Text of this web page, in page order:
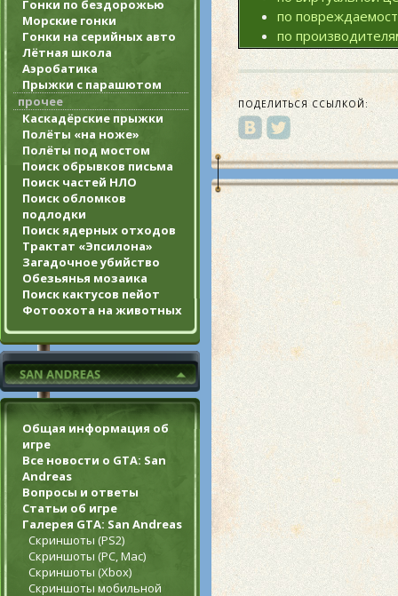
Гонки по бездорожью
Морские гонки
Гонки на серийных авто
Лётная школа
Аэробатика
Прыжки с парашютом
прочее
Каскадёрские прыжки
Полёты «на ноже»
Полёты под мостом
Поиск обрывков письма
Поиск частей НЛО
Поиск обломков
подлодки
Поиск ядерных отходов
Трактат «Эпсилона»
Загадочное убийство
Обезьянья мозаика
Поиск кактусов пейот
Фотоохота на животных
Общая информация об
игре
Все новости о GTA: San
Andreas
Вопросы и ответы
Статьи об игре
Галерея GTA: San Andreas
Скриншоты (PS2)
Скриншоты (PC, Mac)
Скриншоты (Xbox)
Скриншоты мобильной
по
по
ПОДЕЛИТЬСЯ ССЫЛКОЙ: